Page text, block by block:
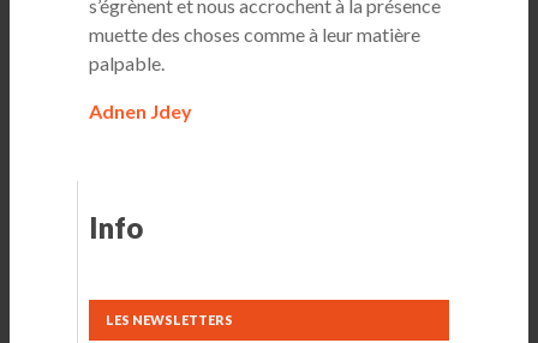
s’égrènent et nous accrochent à la présence
muette des choses comme à leur matière
palpable.
Adnen Jdey
Info
LES NEWSLETTERS